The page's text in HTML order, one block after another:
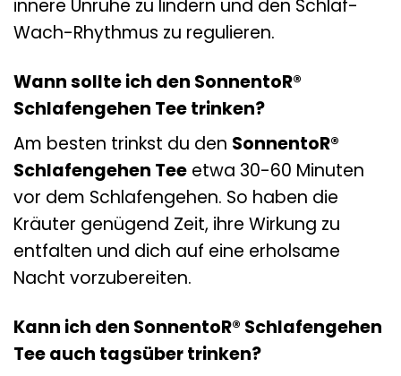
innere Unruhe zu lindern und den Schlaf-
Wach-Rhythmus zu regulieren.
Wann sollte ich den SonnentoR®
Schlafengehen Tee trinken?
Am besten trinkst du den SonnentoR®
Schlafengehen Tee etwa 30-60 Minuten
vor dem Schlafengehen. So haben die
Kräuter genügend Zeit, ihre Wirkung zu
entfalten und dich auf eine erholsame
Nacht vorzubereiten.
Kann ich den SonnentoR® Schlafengehen
Tee auch tagsüber trinken?